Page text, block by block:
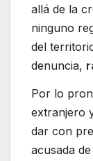
allá de la
ninguno
del
denuncia,
Por lo
extranjero
dar con
acusada